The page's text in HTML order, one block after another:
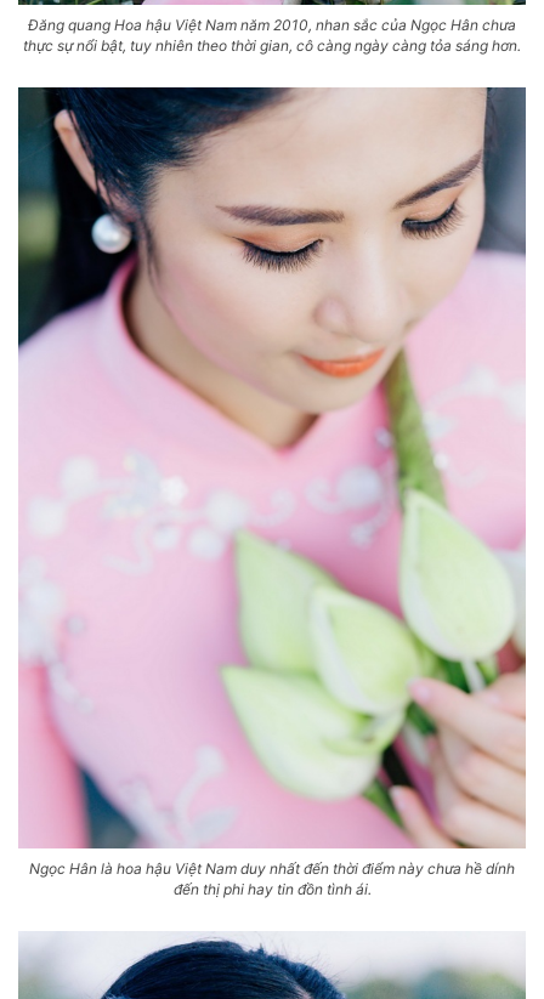
Đăng quang Hoa hậu Việt Nam năm 2010, nhan sắc của Ngọc Hân chưa
thực sự nổi bật, tuy nhiên theo thời gian, cô càng ngày càng tỏa sáng hơn.
Ngọc Hân là hoa hậu Việt Nam duy nhất đến thời điểm này chưa hề dính
đến thị phi hay tin đồn tình ái.